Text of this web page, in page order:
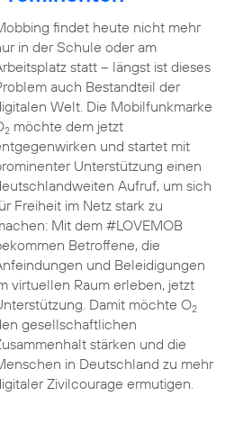
findet heute nicht mehr
in der Schule oder am
statt – längst ist dieses
auch Bestandteil der
Welt. Die Mobilfunkmarke
2möchte dem jetzt
und startet mit
Unterstützung einen
Aufruf, um sich
Freiheit im Netz stark zu
Mit dem #LOVEMOB
Betroffene, die
und Beleidigungen
virtuellen Raum erleben, jetzt
Damit möchte O2
gesellschaftlichen
stärken und die
in Deutschland zu mehr
Zivilcourage ermutigen.